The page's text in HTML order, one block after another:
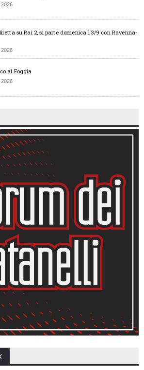
su Rai 2, si parte domenica 13/9 con Ravenna-
al Foggia